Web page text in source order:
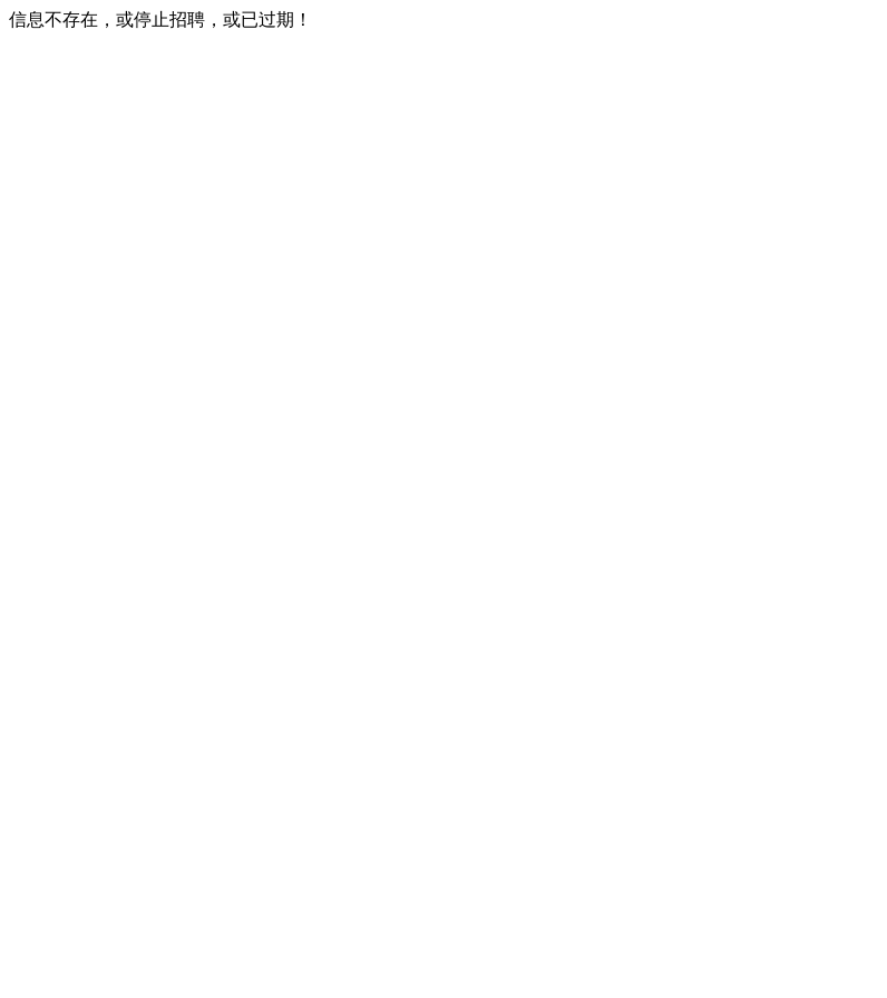
信息不存在，或停止招聘，或已过期！